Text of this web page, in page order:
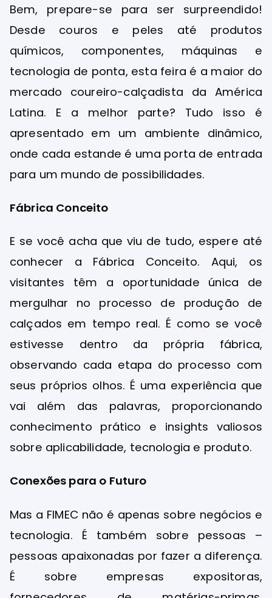
Bem, prepare-se para ser surpreendido!
Desde couros e peles até produtos
químicos, componentes, máquinas e
tecnologia de ponta, esta feira é a maior do
mercado coureiro-calçadista da América
Latina. E a melhor parte? Tudo isso é
apresentado em um ambiente dinâmico,
onde cada estande é uma porta de entrada
para um mundo de possibilidades.
Fábrica Conceito
E se você acha que viu de tudo, espere até
conhecer a Fábrica Conceito. Aqui, os
visitantes têm a oportunidade única de
mergulhar no processo de produção de
calçados em tempo real. É como se você
estivesse dentro da própria fábrica,
observando cada etapa do processo com
seus próprios olhos. É uma experiência que
vai além das palavras, proporcionando
conhecimento prático e insights valiosos
sobre aplicabilidade, tecnologia e produto.
Conexões para o Futuro
Mas a FIMEC não é apenas sobre negócios e
tecnologia. É também sobre pessoas –
pessoas apaixonadas por fazer a diferença.
É sobre empresas expositoras,